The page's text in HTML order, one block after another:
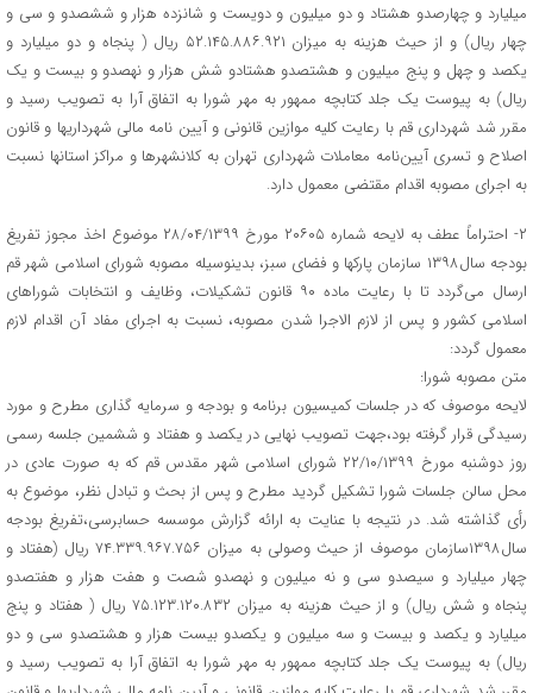
میلیارد و چهارصدو هشتاد و دو میلیون و دویست و شانزده هزار و ششصدو و سی و
چهار ریال) و از حیث هزینه به میزان ۵۲.۱۴۵.۸۸۶.۹۲۱ ریال ( پنجاه و دو میلیارد و
یکصد و چهل و پنج میلیون و هشتصدو هشتادو شش هزار و نهصدو و بیست و یک
ریال) به پیوست یک جلد کتابچه ممهور به مهر شورا به اتفاق آرا به تصویب رسید و
مقرر شد شهرداری قم با رعایت کلیه موازین قانونی و آیین نامه‌ مالی شهرداریها و قانون
اصلاح و تسری آیین‌نامه معاملات شهرداری تهران به کلانشهرها و مراکز استانها نسبت
به اجرای مصوبه اقدام مقتضی معمول دارد.
۲- احتراماً عطف به لایحه شماره ۲۰۶۰۵ مورخ ۲۸/۰۴/۱۳۹۹ موضوع اخذ مجوز تفریغ
بودجه سال۱۳۹۸ سازمان پارکها و فضای سبز، بدینوسیله مصوبه شورای اسلامی شهر قم
ارسال می‌گردد تا با رعایت ماده ۹۰ قانون تشکیلات، وظایف و انتخابات شوراهای
اسلامی کشور و پس از لازم الاجرا شدن مصوبه، نسبت به اجرای مفاد آن اقدام لازم
معمول گردد:
متن مصوبه شورا:
لایحه موصوف که در جلسات کمیسیون برنامه و بودجه و سرمایه گذاری مطرح و مورد
رسیدگی قرار گرفته بود،جهت تصویب نهایی در یکصد و هفتاد و ششمین جلسه رسمی
روز دوشنبه مورخ ۲۲/۱۰/۱۳۹۹ شورای اسلامی شهر مقدس قم که به صورت عادی در
محل سالن جلسات شورا تشکیل گردید مطرح و پس از بحث و تبادل نظر، موضوع به
رأی گذاشته شد. در نتیجه با عنایت به ارائه گزارش موسسه حسابرسی،تفریغ بودجه
سال۱۳۹۸سازمان موصوف از حیث وصولی به میزان ۷۴.۳۳۹.۹۶۷.۷۵۶ ریال (هفتاد و
چهار میلیارد و سیصدو سی و نه میلیون و نهصدو شصت و هفت هزار و هفتصدو
پنجاه و شش ریال) و از حیث هزینه به میزان ۷۵.۱۲۳.۱۲۰.۸۳۲ ریال ( هفتاد و پنج
میلیارد و یکصد و بیست و سه میلیون و یکصدو بیست هزار و هشتصدو سی و دو
ریال) به پیوست یک جلد کتابچه ممهور به مهر شورا به اتفاق آرا به تصویب رسید و